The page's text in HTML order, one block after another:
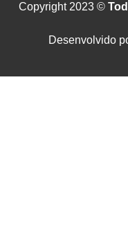
Copyright 2023 ©
Desenvolvido